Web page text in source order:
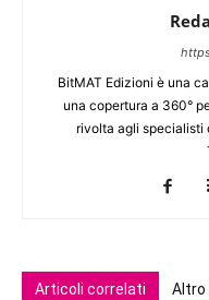
BitMAT Edizioni è una
una copertura a 360°
rivolta agli specialisti
Articoli correlati Altro